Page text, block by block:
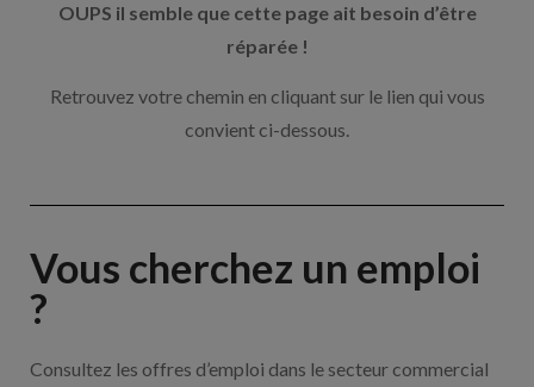
OUPS il semble que cette page ait besoin d’être
réparée !
Retrouvez votre chemin en cliquant sur le lien qui vous
convient ci-dessous.
Vous cherchez un emploi
?
Consultez les offres d’emploi dans le secteur commercial